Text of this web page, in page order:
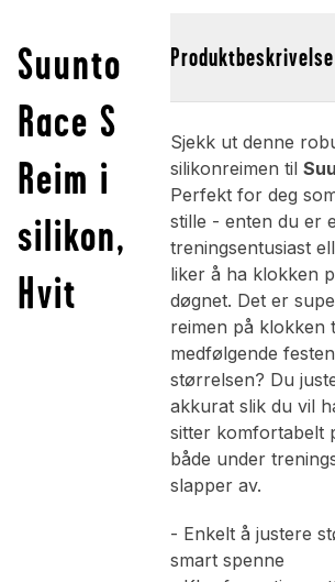
Suunto
Race S
Reim i
silikon,
Hvit
Produktbeskrivelse
Sjekk ut denne
silikonreimen til
Perfekt for deg
stille - enten du er
treningsentusiast
liker å ha klokken
døgnet. Det er
reimen på klokken
medfølgende
størrelsen? Du
akkurat slik du vil
sitter komfortabelt
både under
slapper av.
- Enkelt å justere
smart spenne